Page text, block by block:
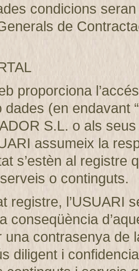
condicions
de
proporciona
dades (en endavant
S.L. o als
assumeix la
s’estèn al registre
o continguts.
registre, l’USUARI
conseqüència
una contrasenya de
diligent i